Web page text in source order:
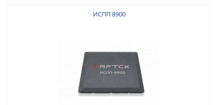
ИСПП 8900